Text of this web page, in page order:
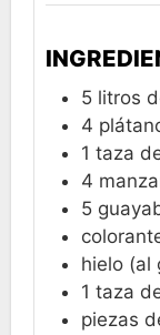
5 litros
4
1 taza
4
5
hielo (al
1 taza
piezas